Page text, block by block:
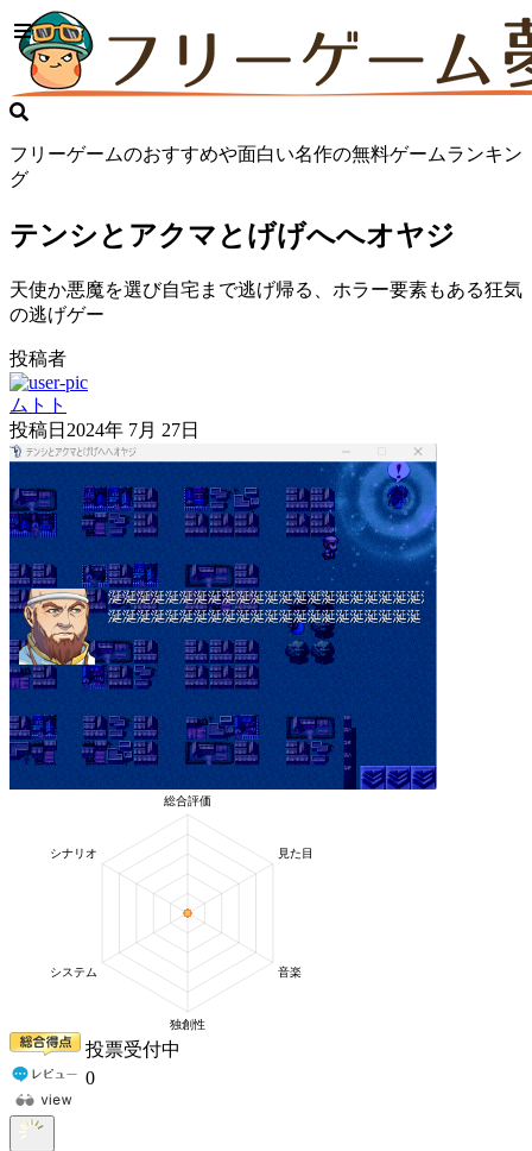
フリーゲームのおすすめや面白い名作の無料ゲームランキン
グ
テンシとアクマとげげへへオヤジ
天使か悪魔を選び自宅まで逃げ帰る、ホラー要素もある狂気
の逃げゲー
投稿者
ムトト
投稿日 2024年 7月 27日
投票受付中
0